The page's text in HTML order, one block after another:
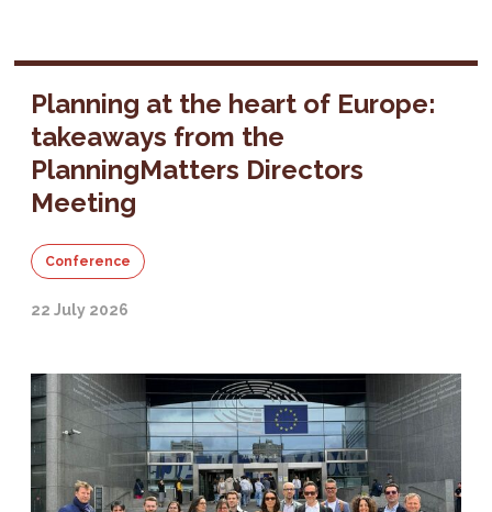
Planning at the heart of Europe:
takeaways from the
PlanningMatters Directors
Meeting
Conference
22 July 2026